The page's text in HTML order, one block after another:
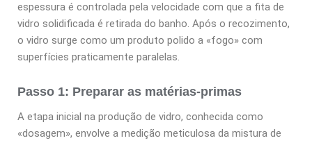
espessura é controlada pela velocidade com que a fita de
vidro solidificada é retirada do banho. Após o recozimento,
o vidro surge como um produto polido a «fogo» com
superfícies praticamente paralelas.
Passo 1: Preparar as matérias-primas
A etapa inicial na produção de vidro, conhecida como
«dosagem», envolve a medição meticulosa da mistura de